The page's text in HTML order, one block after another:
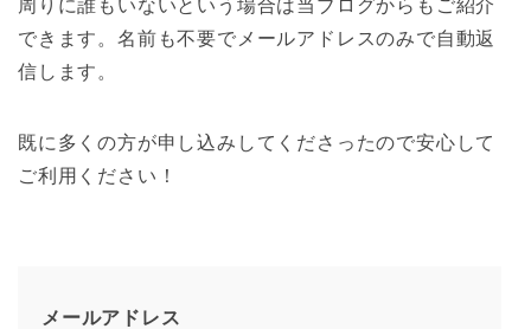
周りに誰もいないという場合は当ブログからもご紹介
できます。名前も不要でメールアドレスのみで自動返
信します。
既に多くの方が申し込みしてくださったので安心して
ご利用ください！
メールアドレス